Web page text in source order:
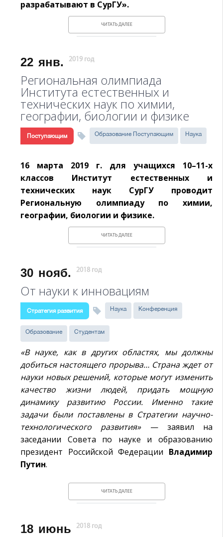
разрабатывают в СурГУ».
ЧИТАТЬ ДАЛЕЕ
22 янв. 2019 год
Региональная олимпиада
Института естественных и
технических наук по химии,
географии, биологии и физике
Поступающим Образование Поступающим Наука
16 марта 2019 г. для учащихся 10–11-х
классов Институт естественных и
технических наук СурГУ проводит
Региональную олимпиаду по химии,
географии, биологии и физике.
ЧИТАТЬ ДАЛЕЕ
30 нояб. 2018 год
От науки к инновациям
Стратегия развития Наука Конференция
Образование Студентам
«В науке, как в других областях, мы должны
добиться настоящего прорыва… Страна ждет от
науки новых решений, которые могут изменить
качество жизни людей, придать мощную
динамику развитию России. Именно такие
задачи были поставлены в Стратегии научно-
технологического развития»— заявил на
заседании Совета по науке и образованию
президент Российской Федерации Владимир
Путин.
ЧИТАТЬ ДАЛЕЕ
18 июнь 2018 год